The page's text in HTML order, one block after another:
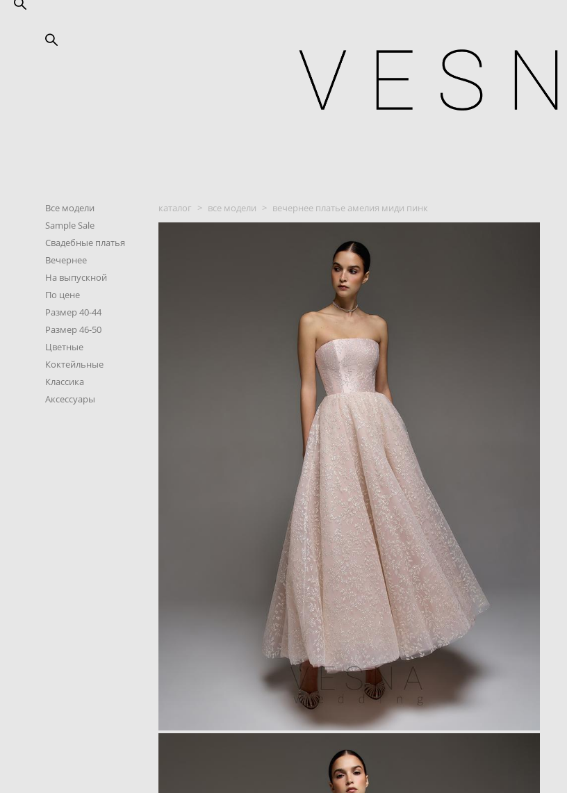
Все модели
Sample Sale
Свадебные платья
Вечернее
На выпускной
По цене
Размер 40-44
Размер 46-50
Цветные
Коктейльные
Классика
Аксессуары
каталог > все модели > вечернее платье амелия миди пинк